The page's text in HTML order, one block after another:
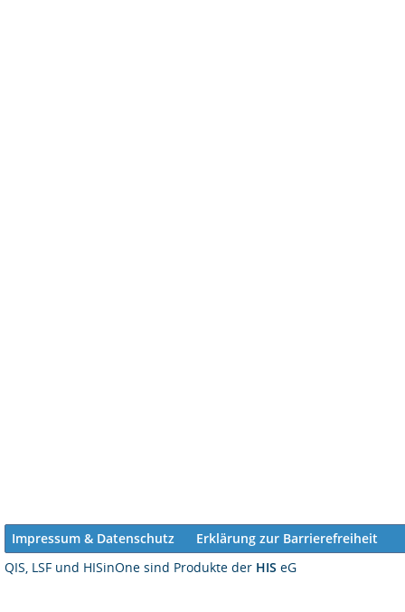
Impressum & Datenschutz
Erklärung zur Barrierefreiheit
QIS, LSF und HISinOne sind Produkte der HIS eG